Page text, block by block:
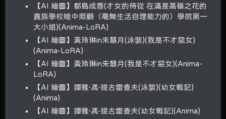
【AI 繪圖】都島成香(才女的侍從 在滿是高嶺之花的
貴族學校暗中照顧（毫無生活自理能力的）學院第一
大小姐)(Anima-LoRA)
【AI 繪圖】黃玲琳in朱慧月(泳裝)(我是不才惡女)
(Anima-LoRA)
【AI 繪圖】黃玲琳in朱慧月(我是不才惡女)(Anima-
LoRA)
【AI 繪圖】譚雅·馮·提古雷查夫(泳裝)(幼女戰記)
(Anima)
【AI 繪圖】譚雅·馮·提古雷查夫(幼女戰記)(Anima)